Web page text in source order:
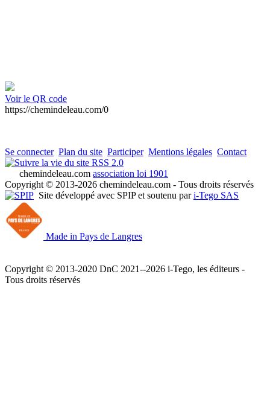
Voir le QR code
https://chemindeleau.com/0
Se connecter Plan du site Participer Mentions légales Contact
RSS 2.0
chemindeleau.com association loi 1901
Copyright © 2013-2026 chemindeleau.com - Tous droits réservés
Site développé avec SPIP et soutenu pari-Tego SAS
Made in Pays de Langres
Copyright © 2013-2020 DnC 2021--2026 i-Tego, les éditeurs -
Tous droits réservés